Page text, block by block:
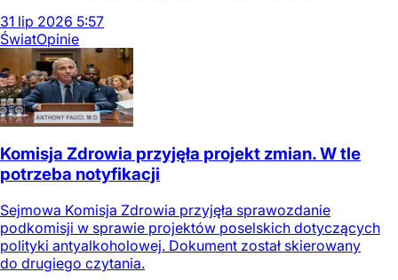
31 lip 2026 5:57
ŚwiatOpinie
Komisja Zdrowia przyjęła projekt zmian. W tle
potrzeba notyfikacji
Sejmowa Komisja Zdrowia przyjęła sprawozdanie
podkomisji w sprawie projektów poselskich dotyczących
polityki antyalkoholowej. Dokument został skierowany
do drugiego czytania.